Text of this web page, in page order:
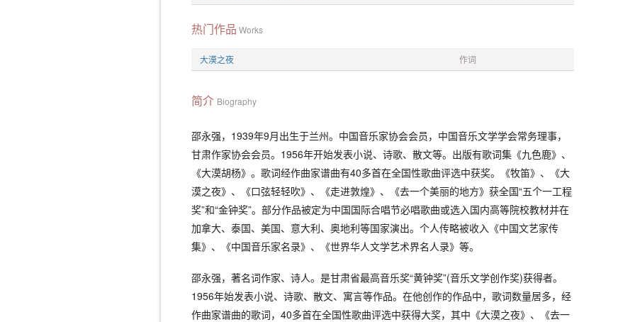
热门作品 Works
大漠之夜 作词
简介 Biography
邵永强，1939年9月出生于兰州。中国音乐家协会会员，中国音乐文学学会常务理事，
甘肃作家协会会员。1956年开始发表小说、诗歌、散文等。出版有歌词集《九色鹿》、
《大漠胡杨》。歌词经作曲家谱曲有40多首在全国性歌曲评选中获奖。《牧笛》、《大
漠之夜》、《口弦轻轻吹》、《走进敦煌》、《去一个美丽的地方》获全国“五个一工程
奖”和“金钟奖”。部分作品被定为中国国际合唱节必唱歌曲或选入国内高等院校教材并在
加拿大、泰国、美国、意大利、奥地利等国家演出。个人传略被收入《中国文艺家传
集》、《中国音乐家名录》、《世界华人文学艺术界名人录》等。
邵永强，著名词作家、诗人。是甘肃省最高音乐奖“黄钟奖”(音乐文学创作奖)获得者。
1956年始发表小说、诗歌、散文、寓言等作品。在他创作的作品中，歌词数量居多，经
作曲家谱曲的歌词，40多首在全国性歌曲评选中获得大奖，其中《大漠之夜》、《去一